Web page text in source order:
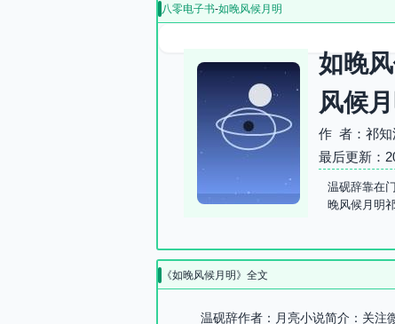
八零电子书-如晚风候月明
如晚
风候
作 者：祁知
最后更新：
温砚辞靠在
晚风候月明
《如晚风候月明》全文
温砚辞作者：月亮小说简介：关注